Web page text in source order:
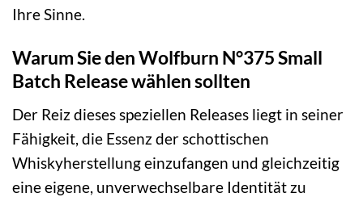
Ihre Sinne.
Warum Sie den Wolfburn N°375 Small
Batch Release wählen sollten
Der Reiz dieses speziellen Releases liegt in seiner
Fähigkeit, die Essenz der schottischen
Whiskyherstellung einzufangen und gleichzeitig
eine eigene, unverwechselbare Identität zu